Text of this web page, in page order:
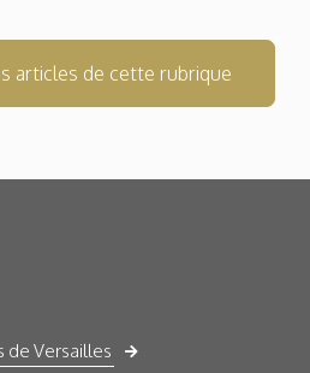
articles de cette rubrique
de Versailles